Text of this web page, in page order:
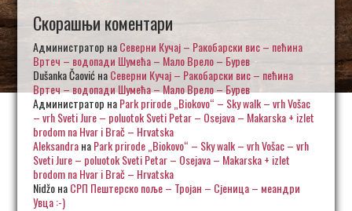
Скорашњи коментари
Администратор наСеверни Кучај – Ракобарски вис – пећина
Вртеч – водопади Шумећа – Мало Врело – Бурев
Dušanka ČaovićнаСеверни Кучај – Ракобарски вис – пећина
Вртеч – водопади Шумећа – Мало Врело – Бурев
Администратор наPark prirode „Biokovo“ – Sky walk – vrh Vošac
– vrh Sveti Jure – poluotok Sveti Petar – Osejava – Makarska + izlet
brodom na Hvar i Brač – Hrvatska
AleksandraнаPark prirode „Biokovo“ – Sky walk – vrh Vošac – vrh
Sveti Jure – poluotok Sveti Petar – Osejava – Makarska + izlet
brodom na Hvar i Brač – Hrvatska
NidžoнаСРП Пештерско поље – Тројан – Сјеница – меандри
Увца :-)